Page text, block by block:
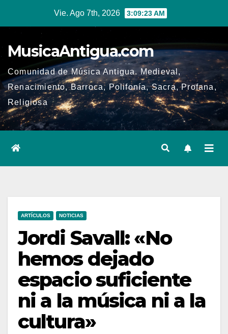
Vie. Ago 7th, 2026 3:09:24 AM
MusicaAntigua.com
Comunidad de Música Antigua. Medieval,
Renacimiento, Barroca, Polifonía, Sacra, Profana,
Religiosa
ARTÍCULOS NOTICIAS
Jordi Savall: «No
hemos dejado
espacio suficiente
ni a la música ni a la
cultura»